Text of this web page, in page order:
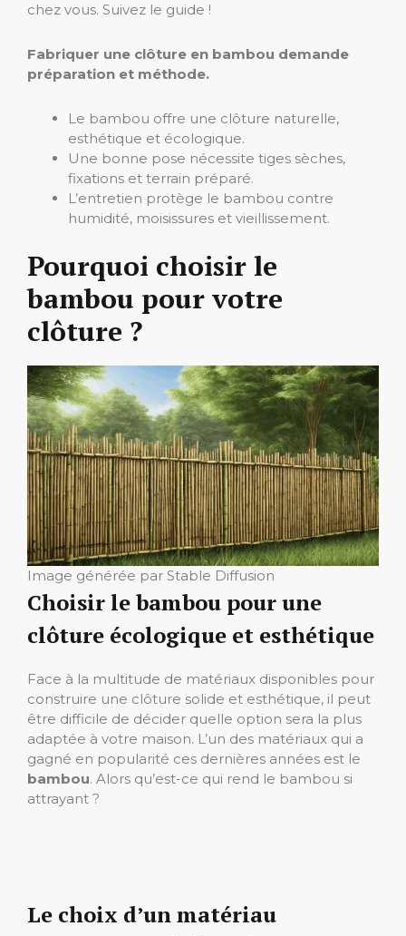
chez vous. Suivez le guide !
Fabriquer une clôture en bambou demande
préparation et méthode.
Le bambou offre une clôture naturelle,
esthétique et écologique.
Une bonne pose nécessite tiges sèches,
fixations et terrain préparé.
L’entretien protège le bambou contre
humidité, moisissures et vieillissement.
Pourquoi choisir le
bambou pour votre
clôture ?
Image générée par Stable Diffusion
Choisir le bambou pour une
clôture écologique et esthétique
Face à la multitude de matériaux disponibles pour
construire une clôture solide et esthétique, il peut
être difficile de décider quelle option sera la plus
adaptée à votre maison. L’un des matériaux qui a
gagné en popularité ces dernières années est le
bambou. Alors qu’est-ce qui rend le bambou si
attrayant ?
Le choix d’un matériau